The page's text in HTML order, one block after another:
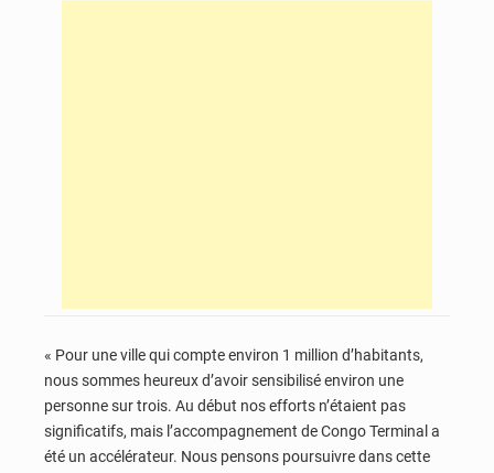
« Pour une ville qui compte environ 1 million d’habitants,
nous sommes heureux d’avoir sensibilisé environ une
personne sur trois. Au début nos efforts n’étaient pas
significatifs, mais l’accompagnement de Congo Terminal a
été un accélérateur. Nous pensons poursuivre dans cette